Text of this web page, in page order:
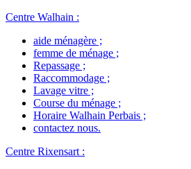
Centre Walhain :
aide ménagère ;
femme de ménage ;
Repassage ;
Raccommodage ;
Lavage vitre ;
Course du ménage ;
Horaire Walhain Perbais ;
contactez nous.
Centre Rixensart :